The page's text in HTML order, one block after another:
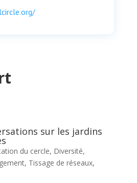
sur les jardins
du cercle, Diversité,
, Tissage de réseaux,